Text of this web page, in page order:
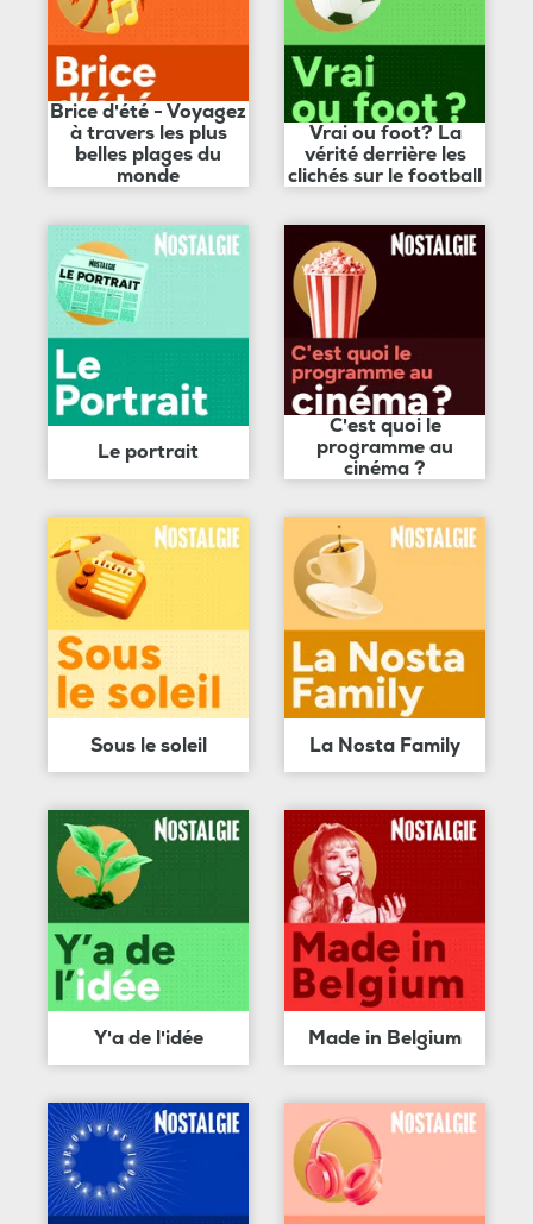
Brice d'été - Voyagez
à travers les plus
belles plages du
monde
Vrai ou foot? La
vérité derrière les
clichés sur le football
Le portrait
C'est quoi le
programme au
cinéma ?
Sous le soleil La Nosta Family
Y'a de l'idée Made in Belgium